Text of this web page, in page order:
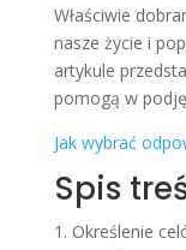
Właściwie
nasze życie i
artykule
pomogą w
Jak wybrać
Spis
Określenie